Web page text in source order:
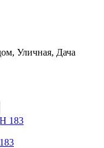
Уличная, Дача